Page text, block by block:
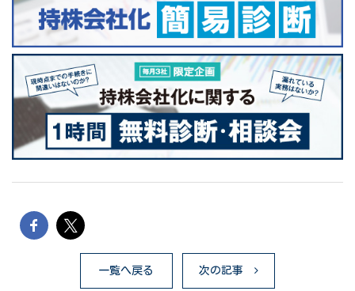
一覧へ戻る 次の記事